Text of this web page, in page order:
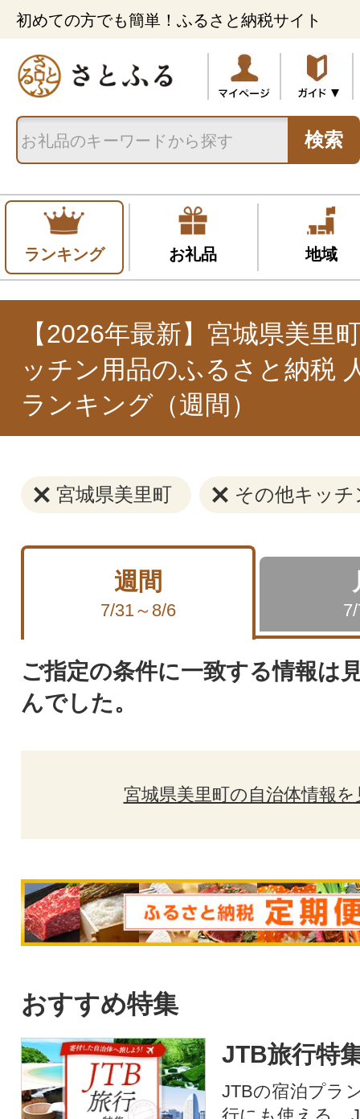
初めての方でも簡単！ふるさと納税サイト
検索
ランキング お礼品 地域
【2026年最新】宮城県美里
ッチン用品のふるさと納税
ランキング（週間）
宮城県美里町 その他キッチ
週間
7/31～8/6
ご指定の条件に一致する情報は
んでした。
宮城県美里町の自治体情報を
おすすめ特集
JTB旅行特
JTBの宿泊プラ